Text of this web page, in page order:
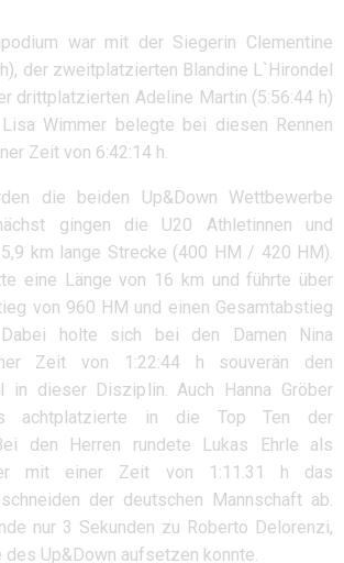
war mit der Siegerin Clementine
der zweitplatzierten Blandine L`Hirondel
drittplatzierten Adeline Martin (5:56:44 h)
Wimmer belegte bei diesen Rennen
Zeit von 6:42:14 h.
die beiden Up&Down Wettbewerbe
gingen die U20 Athletinnen und
km lange Strecke (400 HM / 420 HM).
eine Länge von 16 km und führte über
von 960 HM und einen Gesamtabstieg
holte sich bei den Damen Nina
Zeit von 1:22:44 h souverän den
in dieser Disziplin. Auch Hanna Gröber
achtplatzierte in die Top Ten der
den Herren rundete Lukas Ehrle als
mit einer Zeit von 1:11.31 h das
der deutschen Mannschaft ab.
nur 3 Sekunden zu Roberto Delorenzi,
des Up&Down aufsetzen konnte.